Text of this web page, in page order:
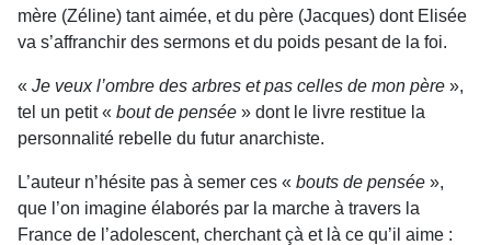
mère (Zéline) tant aimée, et du père (Jacques) dont Elisée
va s’affranchir des sermons et du poids pesant de la foi.
« Je veux l’ombre des arbres et pas celles de mon père »,
tel un petit « bout de pensée » dont le livre restitue la
personnalité rebelle du futur anarchiste.
L’auteur n’hésite pas à semer ces « bouts de pensée »,
que l’on imagine élaborés par la marche à travers la
France de l’adolescent, cherchant çà et là ce qu’il aime :